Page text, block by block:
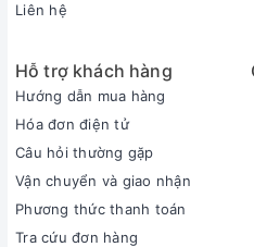
Liên hệ
Hỗ trợ khách hàng
Hướng dẫn mua hàng
Hóa đơn điện tử
Câu hỏi thường gặp
Vận chuyển và giao nhận
Phương thức thanh toán
Tra cứu đơn hàng